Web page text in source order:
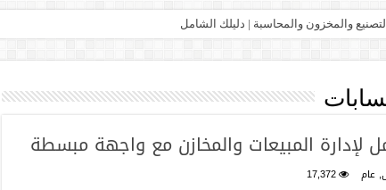
والمخزون والمحاسبة | دليلك الشامل
المبيعات والمخازن مع واجهة مبسطة
,عام 17,372